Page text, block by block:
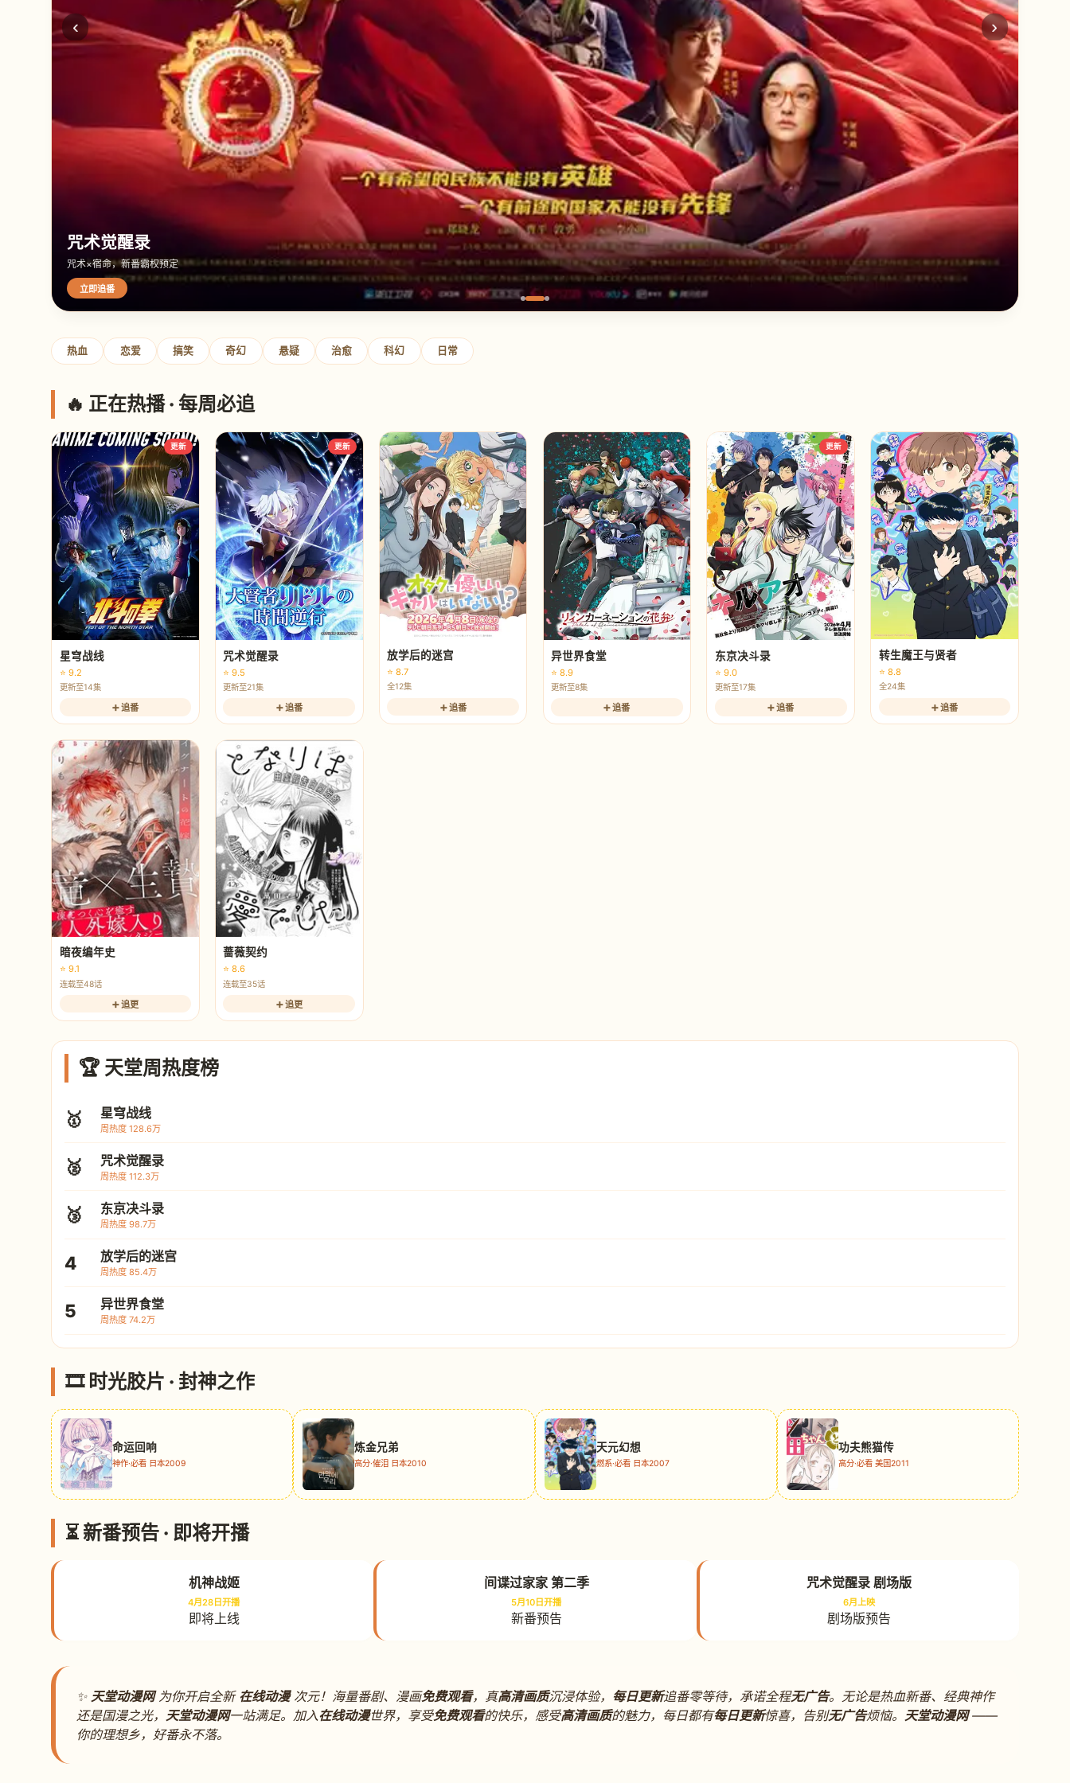
咒术觉醒录
咒术×宿命，新番霸权预定
立即追番
‹ ›
热血 恋爱 搞笑 奇幻 悬疑 治愈 科幻 日常
🔥 正在热播 · 每周必追
更新
星穹战线
⭐ 9.2
更新至14集
➕ 追番
更新
咒术觉醒录
⭐ 9.5
更新至21集
➕ 追番
放学后的迷宫
⭐ 8.7
全12集
➕ 追番
异世界食堂
⭐ 8.9
更新至8集
➕ 追番
更新
东京决斗录
⭐ 9.0
更新至17集
➕ 追番
转生魔王与贤者
⭐ 8.8
全24集
➕ 追番
暗夜编年史
⭐ 9.1
连载至48话
➕ 追更
蔷薇契约
⭐ 8.6
连载至35话
➕ 追更
🏆 天堂周热度榜
🥇 星穹战线
周热度 128.6万
🥈 咒术觉醒录
周热度 112.3万
🥉 东京决斗录
周热度 98.7万
4 放学后的迷宫
周热度 85.4万
5 异世界食堂
周热度 74.2万
🎞️ 时光胶片 · 封神之作
命运回响
神作·必看 日本2009
炼金兄弟
高分·催泪 日本2010
天元幻想
燃系·必看 日本2007
功夫熊猫传
高分·必看 美国2011
⏳ 新番预告 · 即将开播
机神战姬
4月28日开播
即将上线
间谍过家家 第二季
5月10日开播
新番预告
咒术觉醒录 剧场版
6月上映
剧场版预告
✨ 天堂动漫网为你开启全新 在线动漫次元！海量番剧、漫画免费观看，真高清画质沉浸体验， 每日更新追番零等待，承诺全程无广告。无论是热血新番、经典神作
还是国漫之光， 天堂动漫网一站满足。加入在线动漫世界，享受免费观看的快乐，感受高清画质的魅力，每日都有每日更新惊喜，告别无广告烦恼。 天堂动漫网——
你的理想乡，好番永不落。